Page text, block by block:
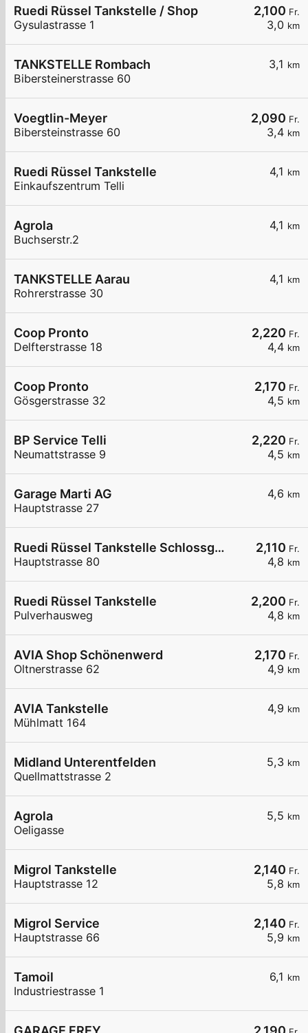
2,100 Fr.
3,0 km
Ruedi Rüssel Tankstelle / Shop
Gysulastrasse 1
3,1 km
TANKSTELLE Rombach
Bibersteinerstrasse 60
2,090 Fr.
3,4 km
Voegtlin-Meyer
Bibersteinstrasse 60
4,1 km
Ruedi Rüssel Tankstelle
Einkaufszentrum Telli
4,1 km
Agrola
Buchserstr.2
4,1 km
TANKSTELLE Aarau
Rohrerstrasse 30
2,220 Fr.
4,4 km
Coop Pronto
Delfterstrasse 18
2,170 Fr.
4,5 km
Coop Pronto
Gösgerstrasse 32
2,220 Fr.
4,5 km
BP Service Telli
Neumattstrasse 9
4,6 km
Garage Marti AG
Hauptstrasse 27
2,110 Fr.
4,8 km
Ruedi Rüssel Tankstelle Schlossgarage Heinz Wullschleger
Hauptstrasse 80
2,200 Fr.
4,8 km
Ruedi Rüssel Tankstelle
Pulverhausweg
2,170 Fr.
4,9 km
AVIA Shop Schönenwerd
Oltnerstrasse 62
4,9 km
AVIA Tankstelle
Mühlmatt 164
5,3 km
Midland Unterentfelden
Quellmattstrasse 2
5,5 km
Agrola
Oeligasse
2,140 Fr.
5,8 km
Migrol Tankstelle
Hauptstrasse 12
2,140 Fr.
5,9 km
Migrol Service
Hauptstrasse 66
6,1 km
Tamoil
Industriestrasse 1